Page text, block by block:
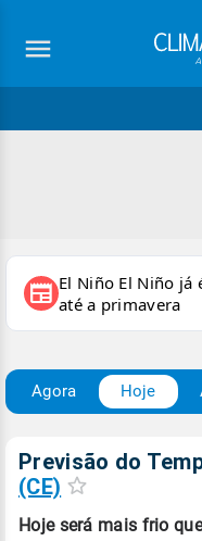
newspaper El Niño El Niño já
até a primavera
Agora Hoje
Previsão do
(CE)
Hoje será mais frio